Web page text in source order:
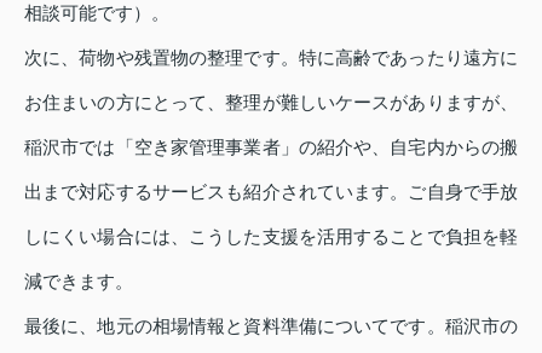
相談可能です）。
次に、荷物や残置物の整理です。特に高齢であったり遠方に
お住まいの方にとって、整理が難しいケースがありますが、
稲沢市では「空き家管理事業者」の紹介や、自宅内からの搬
出まで対応するサービスも紹介されています。ご自身で手放
しにくい場合には、こうした支援を活用することで負担を軽
減できます。
最後に、地元の相場情報と資料準備についてです。稲沢市の